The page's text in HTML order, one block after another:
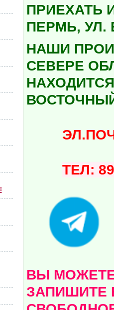
ПРИЕХАТЬ
ПЕРМЬ, УЛ.
НАШИ
СЕВЕРЕ
ТЕЛ:
ВЫ МОЖЕТЕ
ЗАПИШИТЕ